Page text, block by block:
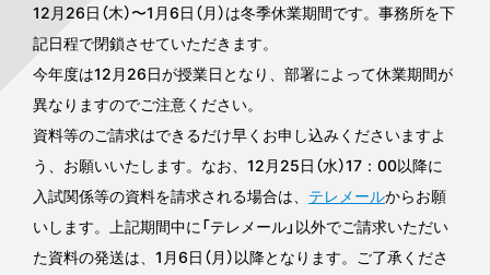
12月26日（木）〜1月6日（月）は冬季休業期間です。事務所を下
記日程で閉鎖させていただきます。
今年度は12月26日が授業日となり、部署によって休業期間が
異なりますのでご注意ください。
資料等のご請求はできるだけ早くお申し込みくださいますよ
う、お願いいたします。なお、12月25日（水）17：00以降に
入試関係等の資料を請求される場合は、 テレメールからお願
いします。上記期間中に「テレメール」以外でご請求いただい
た資料の発送は、1月6日（月）以降となります。ご了承くださ